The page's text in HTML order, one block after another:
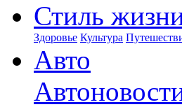
Стиль
Здоровье Культура
Авто